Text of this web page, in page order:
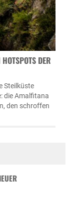
DER A
Steilküste
die Amalfitana
den schroffen